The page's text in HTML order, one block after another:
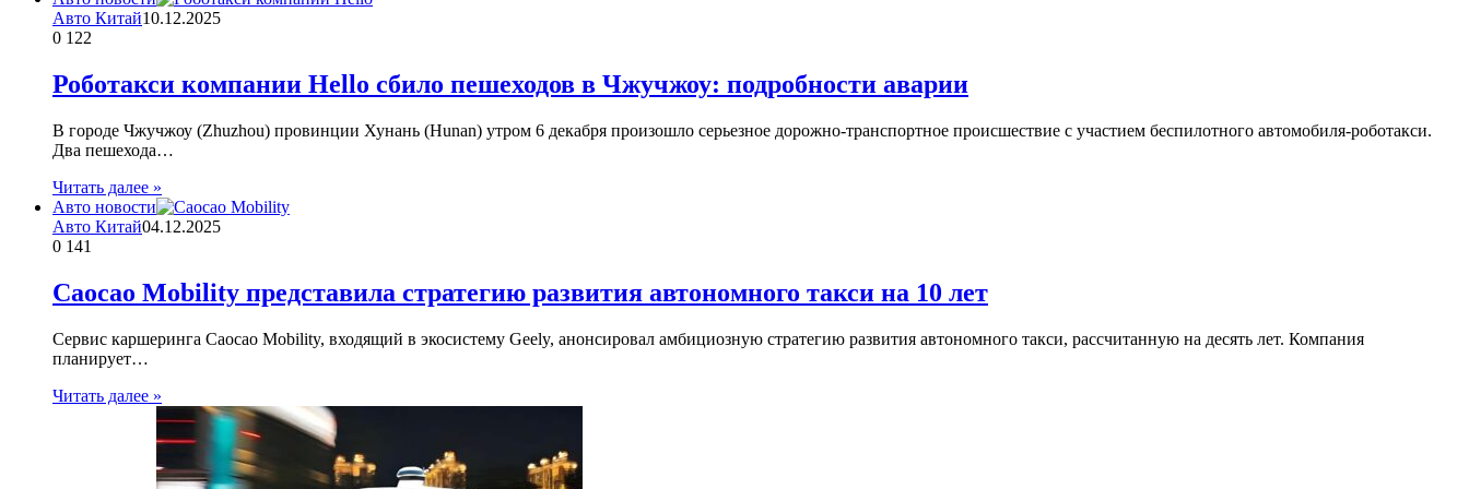
Авто Китай10.12.2025
0 122
Роботакси компании Hello сбило пешеходов в Чжучжоу: подробности аварии
В городе Чжучжоу (Zhuzhou) провинции Хунань (Hunan) утром 6 декабря произошло серьезное дорожно-транспортное происшествие с участием беспилотного автомобиля-роботакси.
Два пешехода…
Читать далее »
Авто новости
Авто Китай04.12.2025
0 141
Caocao Mobility представила стратегию развития автономного такси на 10 лет
Сервис каршеринга Caocao Mobility, входящий в экосистему Geely, анонсировал амбициозную стратегию развития автономного такси, рассчитанную на десять лет. Компания
планирует…
Читать далее »